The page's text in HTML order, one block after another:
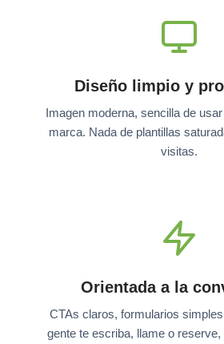
Diseño limpio y
Imagen moderna, sencilla de
marca. Nada de plantillas
visitas.
Orientada a la
CTAs claros, formularios
gente te escriba, llame o reserve,